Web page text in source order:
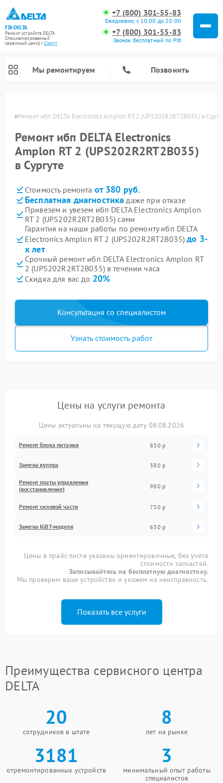
FIX-DELTA
Ремонт устройств DELTA
Специализированный
cервисный центр г.Сургут
+7 (800) 301-55-83
Ежедневно, с 10:00 до 20:00
+7 (800) 301-55-83
Звонок бесплатный по РФ
Мы ремонтируем Позвонить
Ремонт ибп DELTA Electronics Amplon RT 2 (UPS202R2RT2B035) в
Ремонт ибп DELTA Electronics
Amplon RT 2 (UPS202R2RT2B035)
в Сургуте
Стоимость ремонта от 380 руб.
Бесплатная диагностика даже при отказе
Привезем и увезем ибп DELTA Electronics Amplon
RT 2 (UPS202R2RT2B035) сами
Гарантия на наши работы по ремонту ибп DELTA
Electronics Amplon RT 2 (UPS202R2RT2B035)до 3-
х лет
Срочный ремонт ибп DELTA Electronics Amplon RT
2 (UPS202R2RT2B035) в течении часа
Скидка для вас до 20%
Консультация со специалистом
Узнать стоимость работ
Цены на услуги ремонта
Цены актуальны на текущую дату 08.08.2026
Ремонт блока питания 830 р
Замена кулера 380 р
Ремонт платы управления
(восстановление)
980 р
Ремонт силовой части 730 р
Замена IGBT-модуля 630 р
Цены в прайс-листе указаны ориентировочные, без учета
стоимости запчастей.
Записывайтесь на бесплатную диагностику.
Мы проверим ваше устройство и укажем на неисправность.
Показать все услуги
Преимущества сервисного центра
DELTA
20
сотрудников в штате
8
лет на рынке
3181
отремонтированных устройств
3
минимальный опыт работы
специалистов